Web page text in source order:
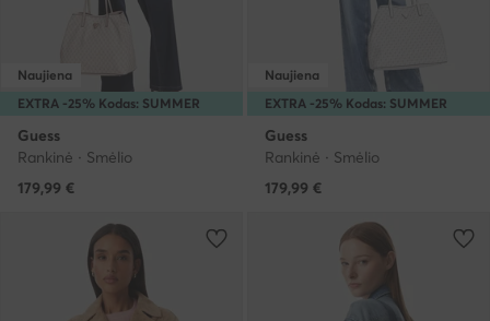
EXTRA -25% Kodas: SUMMER
Naujiena
Guess
Rankinė · Smėlio
179,99 €
EXTRA -25% Kodas: SUMMER
Naujiena
Guess
Rankinė · Smėlio
179,99 €